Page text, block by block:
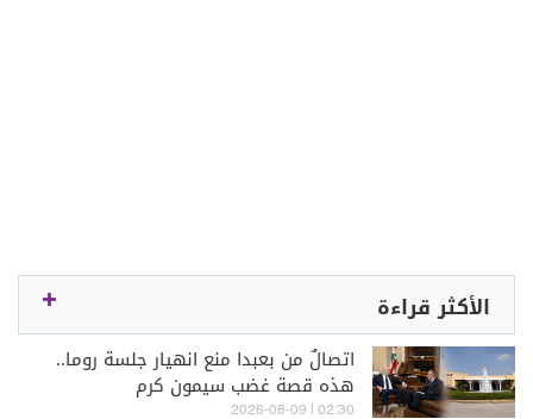
الأكثر قراءة
اتصالٌ من بعبدا منع انهيار جلسة روما..
هذه قصة غضب سيمون كرم
02:30 | 2026-08-09